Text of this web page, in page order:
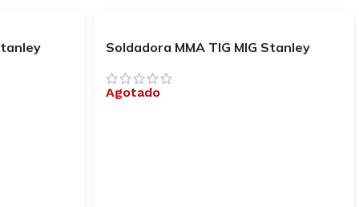
Soldadora MMA TIG MIG Stanley
Agotado